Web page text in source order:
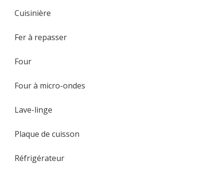
Cuisinière
Fer à repasser
Four
Four à micro-ondes
Lave-linge
Plaque de cuisson
Réfrigérateur